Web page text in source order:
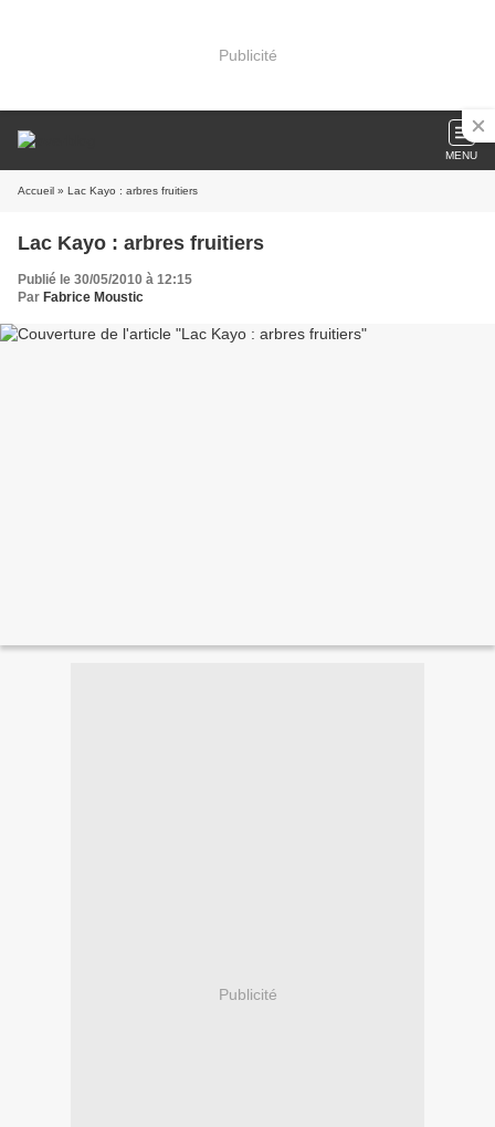
Publicité
MENU
Accueil » Lac Kayo : arbres fruitiers
Lac Kayo : arbres fruitiers
Publié le 30/05/2010 à 12:15
Par Fabrice Moustic
Publicité